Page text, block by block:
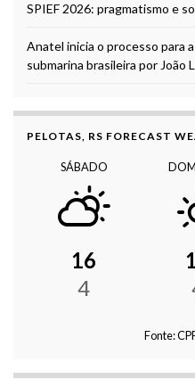
SPIEF 2026: pragmatismo e
Anatel inicia o processo para
submarina brasileira por João
PELOTAS, RS FORECAST
SÁBADO
16
4
Fonte: